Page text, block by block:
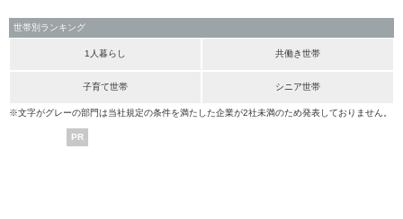
世帯別ランキング
1人暮らし 共働き世帯
子育て世帯 シニア世帯
※文字がグレーの部門は当社規定の条件を満たした企業が2社未満のため発表しておりません。
PR